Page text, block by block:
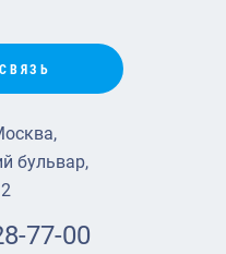
бульвар,
77-00